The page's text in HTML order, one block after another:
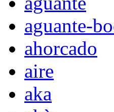
aguante-
ahorcado
aire
aka